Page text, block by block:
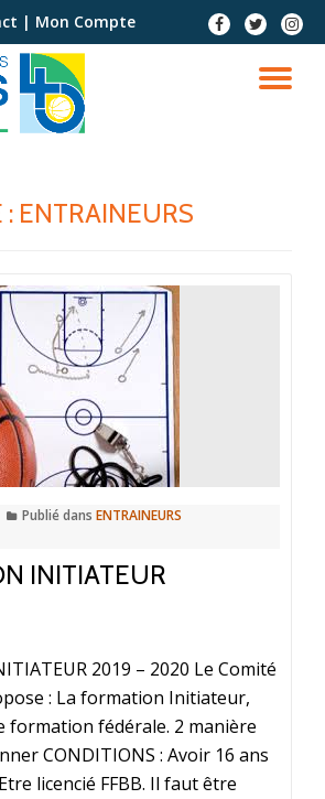
| Mon Compte
: ENTRAINEURS
Publié dans ENTRAINEURS
INITIATEUR
2019 – 2020 Le Comité
: La formation Initiateur,
formation fédérale. 2 manière
CONDITIONS : Avoir 16 ans
licencié FFBB. Il faut être